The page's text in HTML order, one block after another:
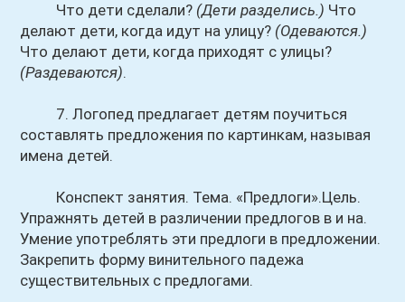
Что дети сделали? (Дети разделись.) Что
делают дети, когда идут на улицу? (Одеваются.)
Что делают дети, когда приходят с улицы?
(Раздеваются).
7. Логопед предлагает детям поучиться
составлять предложения по картинкам, называя
имена детей.
Конспект занятия. Тема. «Предлоги».Цель.
Упражнять детей в различении предлогов в и на.
Умение употреблять эти предлоги в предложении.
Закрепить форму винительного падежа
существительных с предлогами.